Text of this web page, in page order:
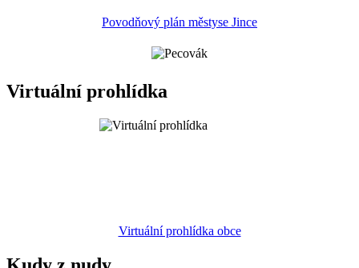
Povodňový plán městyse Jince
Virtuální prohlídka
Virtuální prohlídka obce